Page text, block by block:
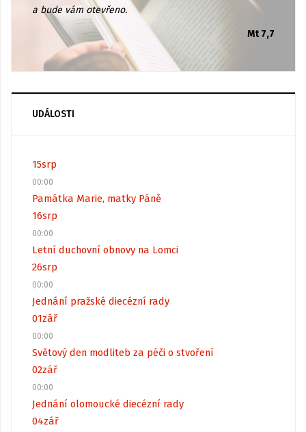
a bude vám otevřeno.
Mt 7,7
UDÁLOSTI
15srp
00:00
Památka Marie, matky Páně
16srp
00:00
Letní duchovní obnovy na Lomci
26srp
00:00
Jednání pražské diecézní rady
01zář
00:00
Světový den modliteb za péči o stvoření
02zář
00:00
Jednání olomoucké diecézní rady
04zář